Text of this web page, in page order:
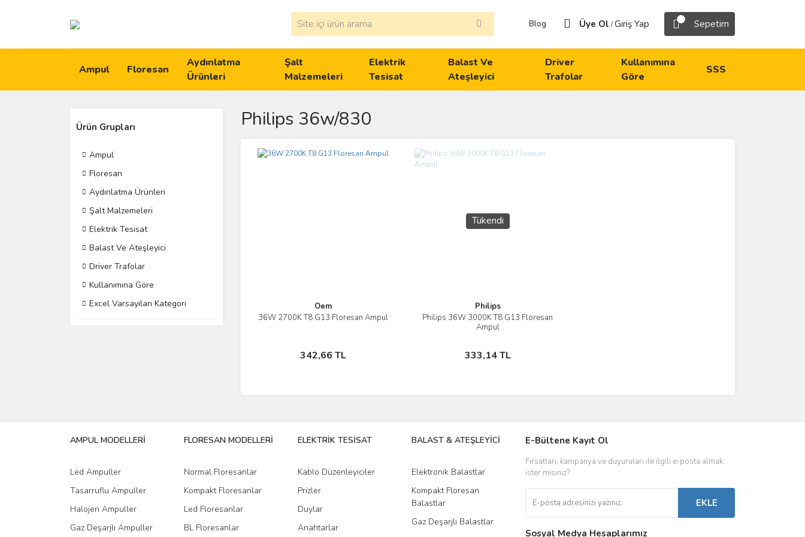
Blog Üye Ol /Giriş Yap Sepetim
Ampul Floresan
Aydınlatma
Ürünleri
Şalt
Malzemeleri
Elektrik
Tesisat
Balast Ve
Ateşleyici
Driver
Trafolar
Kullanımına
Göre
SSS
Ürün Grupları
Ampul
Floresan
Aydınlatma Ürünleri
Şalt Malzemeleri
Elektrik Tesisat
Balast Ve Ateşleyici
Driver Trafolar
Kullanımına Göre
Excel Varsayılan Kategori
Philips 36w/830
Oem
36W 2700K T8 G13 Floresan Ampul
342,66 TL
İncele
Sepete Ekle
Tükendi
Philips
Philips 36W 3000K T8 G13 Floresan
Ampul
333,14 TL
İncele
Stokta Yok
AMPUL MODELLERİ
Led Ampuller
Tasarruflu Ampuller
Halojen Ampuller
Gaz Deşarjlı Ampuller
FLORESAN MODELLERİ
Normal Floresanlar
Kompakt Floresanlar
Led Floresanlar
BL Floresanlar
ELEKTRİK TESİSAT
Kablo Düzenleyiciler
Prizler
Duylar
Anahtarlar
BALAST & ATEŞLEYİCİ
Elektronik Balastlar
Kompakt Floresan
Balastlar
Gaz Deşarjlı Balastlar
DRIVER & TRAFO
Led Driverlar
Kontaktörler
Sigorta & Otomatlar
E-Bültene Kayıt Ol
Fırsatları, kampanya ve duyuruları ile ilgili e-posta almak
ister misiniz?
EKLE
Sosyal Medya Hesaplarımız